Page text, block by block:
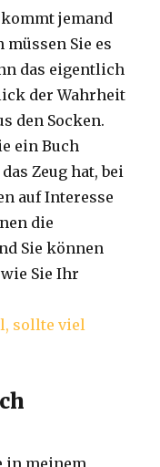
jemand
müssen Sie es
das eigentlich
der Wahrheit
den Socken.
ein Buch
Zeug hat, bei
auf Interesse
die
Sie können
Sie Ihr
in meinem